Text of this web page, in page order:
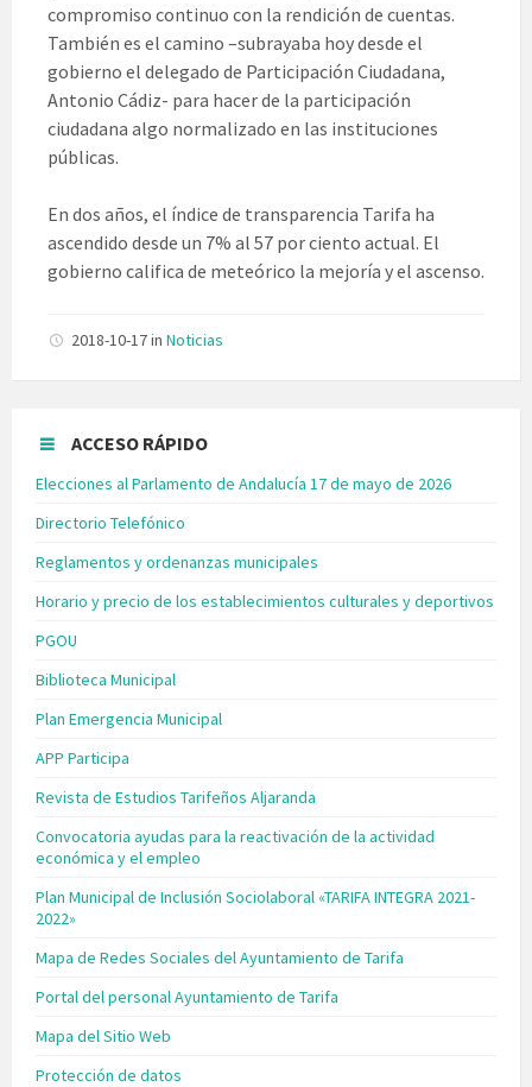
compromiso continuo con la rendición de cuentas.
También es el camino –subrayaba hoy desde el
gobierno el delegado de Participación Ciudadana,
Antonio Cádiz- para hacer de la participación
ciudadana algo normalizado en las instituciones
públicas.
En dos años, el índice de transparencia Tarifa ha
ascendido desde un 7% al 57 por ciento actual. El
gobierno califica de meteórico la mejoría y el ascenso.
2018-10-17in Noticias
ACCESO RÁPIDO
Elecciones al Parlamento de Andalucía 17 de mayo de 2026
Directorio Telefónico
Reglamentos y ordenanzas municipales
Horario y precio de los establecimientos culturales y deportivos
PGOU
Biblioteca Municipal
Plan Emergencia Municipal
APP Participa
Revista de Estudios Tarifeños Aljaranda
Convocatoria ayudas para la reactivación de la actividad
económica y el empleo
Plan Municipal de Inclusión Sociolaboral «TARIFA INTEGRA 2021-
2022»
Mapa de Redes Sociales del Ayuntamiento de Tarifa
Portal del personal Ayuntamiento de Tarifa
Mapa del Sitio Web
Protección de datos